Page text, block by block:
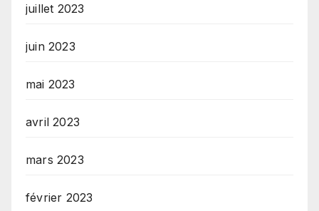
juillet 2023
juin 2023
mai 2023
avril 2023
mars 2023
février 2023